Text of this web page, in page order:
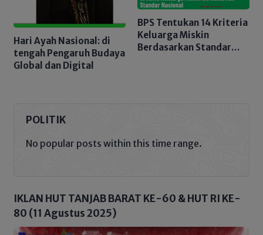
Hari Ayah Nasional: di
tengah Pengaruh Budaya
Global dan Digital
BPS Tentukan 14 Kriteria
Keluarga Miskin
Berdasarkan Standar
POLITIK
No popular posts within this time range.
IKLAN HUT TANJAB BARAT KE-60 & HUT RI KE-
80 (11 Agustus 2025)